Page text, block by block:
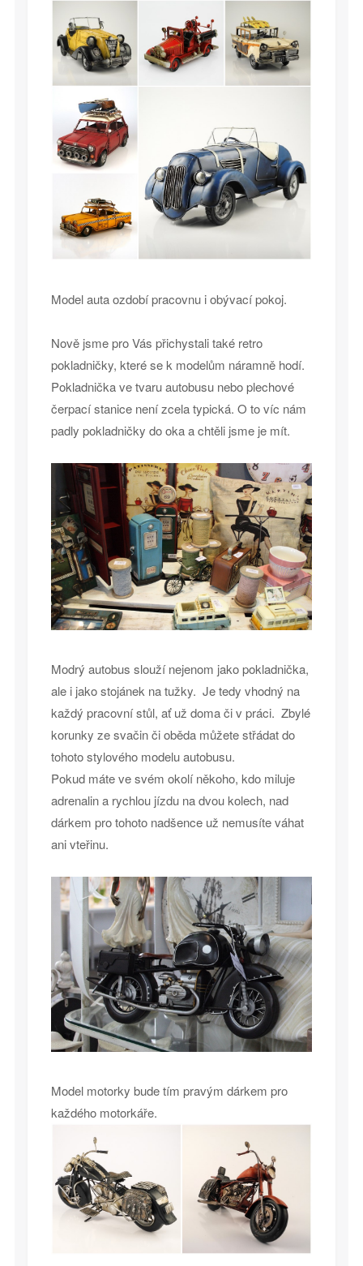
Model auta ozdobí pracovnu i obývací pokoj.
Nově jsme pro Vás přichystali také retro
pokladničky, které se k modelům náramně hodí.
Pokladnička ve tvaru autobusu nebo plechové
čerpací stanice není zcela typická. O to víc nám
padly pokladničky do oka a chtěli jsme je mít.
Modrý autobus slouží nejenom jako pokladnička,
ale i jako stojánek na tužky. Je tedy vhodný na
každý pracovní stůl, ať už doma či v práci. Zbylé
korunky ze svačin či oběda můžete střádat do
tohoto stylového modelu autobusu.
Pokud máte ve svém okolí někoho, kdo miluje
adrenalin a rychlou jízdu na dvou kolech, nad
dárkem pro tohoto nadšence už nemusíte váhat
ani vteřinu.
Model motorky bude tím pravým dárkem pro
každého motorkáře.